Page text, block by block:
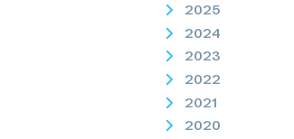
2025
2024
2023
2022
2021
2020